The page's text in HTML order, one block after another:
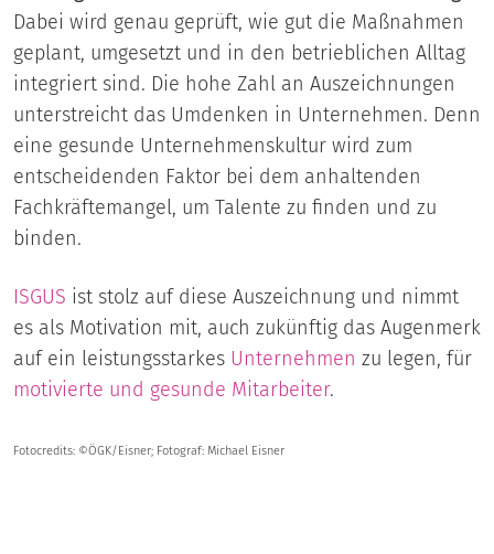
Dabei wird genau geprüft, wie gut die Maßnahmen
geplant, umgesetzt und in den betrieblichen Alltag
integriert sind. Die hohe Zahl an Auszeichnungen
unterstreicht das Umdenken in Unternehmen. Denn
eine gesunde Unternehmenskultur wird zum
entscheidenden Faktor bei dem anhaltenden
Fachkräftemangel, um Talente zu finden und zu
binden.
ISGUS ist stolz auf diese Auszeichnung und nimmt
es als Motivation mit, auch zukünftig das Augenmerk
auf ein leistungsstarkes Unternehmen zu legen, für
motivierte und gesunde Mitarbeiter.
Fotocredits: ©ÖGK/Eisner; Fotograf: Michael Eisner